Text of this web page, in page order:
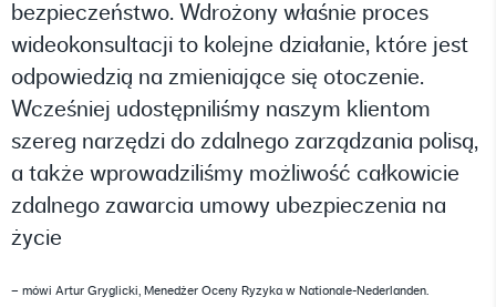
bezpieczeństwo. Wdrożony właśnie proces
wideokonsultacji to kolejne działanie, które jest
odpowiedzią na zmieniające się otoczenie.
Wcześniej udostępniliśmy naszym klientom
szereg narzędzi do zdalnego zarządzania polisą,
a także wprowadziliśmy możliwość całkowicie
zdalnego zawarcia umowy ubezpieczenia na
życie
– mówi Artur Gryglicki, Menedżer Oceny Ryzyka w Nationale-Nederlanden.